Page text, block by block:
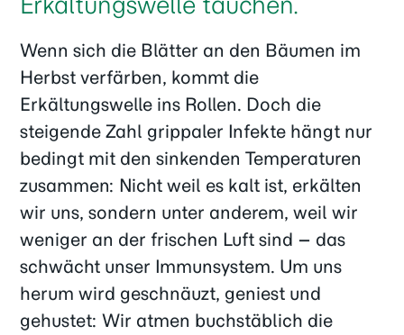
Wenn sich die Blätter an den Bäumen im
Herbst verfärben, kommt die
Erkältungswelle ins Rollen. Doch die
steigende Zahl grippaler Infekte hängt nur
bedingt mit den sinkenden Temperaturen
zusammen: Nicht weil es kalt ist, erkälten
wir uns, sondern unter anderem, weil wir
weniger an der frischen Luft sind – das
schwächt unser Immunsystem. Um uns
herum wird geschnäuzt, geniest und
gehustet: Wir atmen buchstäblich die